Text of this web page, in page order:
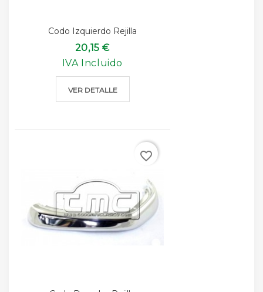
Codo Izquierdo Rejilla
20,15 €
IVA Incluido
VER DETALLE
favorite_border